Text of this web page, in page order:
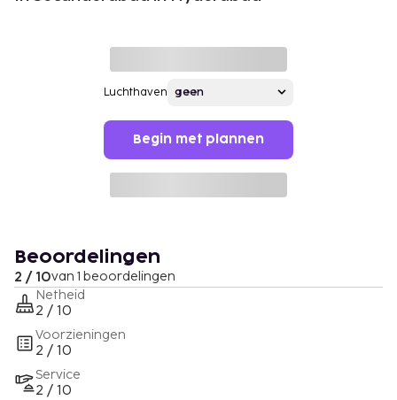
Luchthaven
Begin met plannen
Beoordelingen
2 / 10van 1 beoordelingen
Netheid
2 / 10
Voorzieningen
2 / 10
Service
2 / 10